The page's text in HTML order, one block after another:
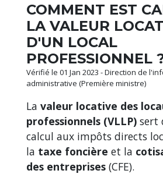
COMMENT EST
LA VALEUR
D'UN LOCAL
PROFESSIONNEL
Vérifié le 01 Jan 2023 - Direction de
administrative (Première ministre)
La valeur locative des
professionnels (VLLP) sert
calcul aux impôts directs
la taxe foncière et la
des entreprises (CFE).